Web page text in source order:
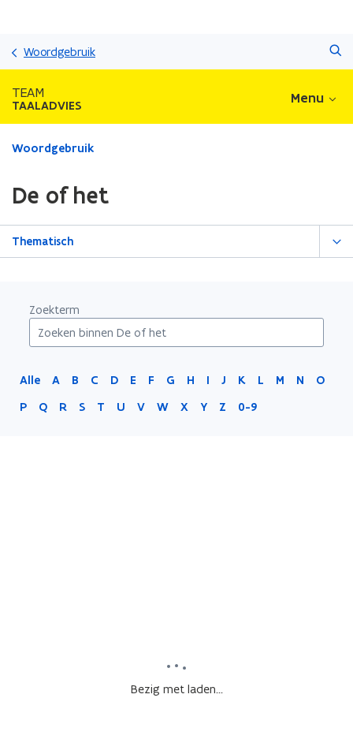
Woordgebruik
TEAM
TAALADVIES Menu
Gedaan
zich
op:
De
Woordgebruik
De of het
Thematisch
Zoekterm
Alle A B C D E F G H I J K L M N
O
P
Q R S T U V W X Y Z 0-9
Bezig met laden...